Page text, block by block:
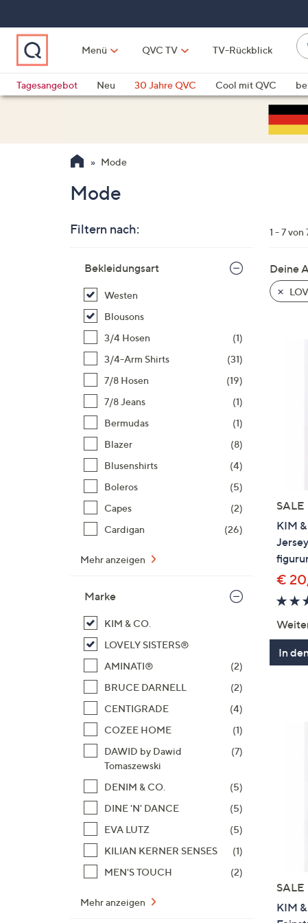
springen
Menü QVC TV TV-Rückblick
Tagesangebot
Neu 30 Jahre QVC Cool mit QVC
Mode
Mode
Filtern nach:
Produktliste
Bekleidungsart
Westen
Blousons
3/4 Hosen
(1)
3/4-Arm Shirts
(31)
7/8 Hosen
(19)
7/8 Jeans
(1)
Bermudas
(1)
Blazer
(8)
Blusenshirts
(4)
Boleros
(5)
Capes
(2)
Cardigan
(26)
Mehr anzeigen
Marke
KIM & CO.
LOVELY SISTERS®
AMINATI®
(2)
BRUCE DARNELL
(2)
CENTIGRADE
(4)
COZEE HOME
(1)
DAWID by Dawid
Tomaszewski
(7)
DENIM & CO.
(5)
DINE 'N' DANCE
(5)
EVA LUTZ
(5)
KILIAN KERNER SENSES
(1)
MEN'S TOUCH
(2)
Mehr anzeigen
1 - 7 von
Deine
SALE
KIM
€
In
SALE
KIM